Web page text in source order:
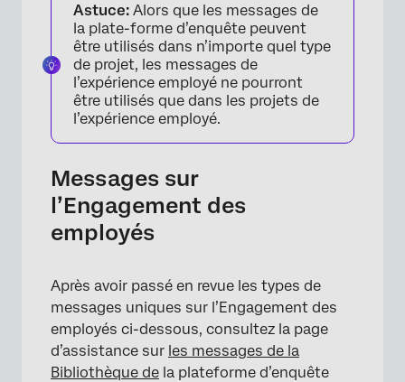
Astuce: Alors que les messages de
la plate-forme d’enquête peuvent
être utilisés dans n’importe quel type
de projet, les messages de
l’expérience employé ne pourront
être utilisés que dans les projets de
l’expérience employé.
Messages sur
l’Engagement des
employés
Après avoir passé en revue les types de
messages uniques sur l’Engagement des
employés ci-dessous, consultez la page
d’assistance sur les messages de la
Bibliothèque de la plateforme d’enquête